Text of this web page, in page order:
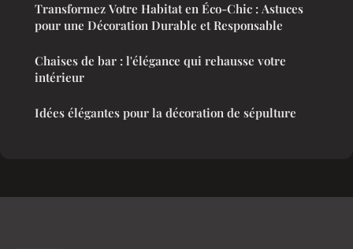
Transformez Votre Habitat en Éco-Chic : Astuces
pour une Décoration Durable et Responsable
Chaises de bar : l'élégance qui rehausse votre
intérieur
Idées élégantes pour la décoration de sépulture